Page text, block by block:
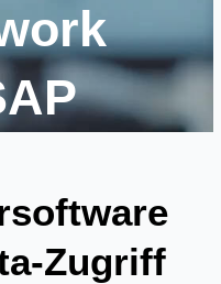
Zugriff